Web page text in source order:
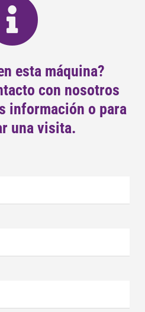
esta máquina?
con nosotros
información o para
una visita.